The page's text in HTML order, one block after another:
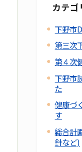
カテゴ
下野市
第三次
第４次
下野市
た
健康づ
す
総合計
針など)